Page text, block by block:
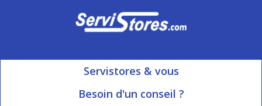
Servistores & vous
Mon compte
Besoin d'un conseil ?